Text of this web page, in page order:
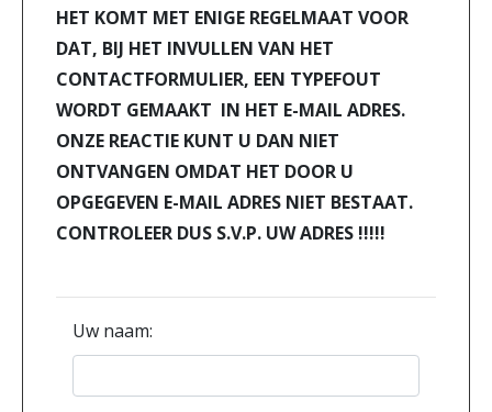
HET KOMT MET ENIGE REGELMAAT VOOR
DAT, BIJ HET INVULLEN VAN HET
CONTACTFORMULIER, EEN TYPEFOUT
WORDT GEMAAKT IN HET E-MAIL ADRES.
ONZE REACTIE KUNT U DAN NIET
ONTVANGEN OMDAT HET DOOR U
OPGEGEVEN E-MAIL ADRES NIET BESTAAT.
CONTROLEER DUS S.V.P. UW ADRES !!!!!
Uw naam: